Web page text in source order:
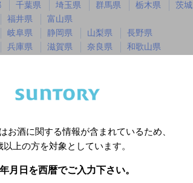
千葉県 埼玉県 群馬県 栃木県
茨
福井県
富山県
岐阜県 静岡県 山梨県
長野県
兵庫県 滋賀県 奈良県
和歌山県
長崎県 熊本県 大分県
お酒に関する情報が含まれているため、
以上の方を対象としています。
月日を西暦でご入力下さい。